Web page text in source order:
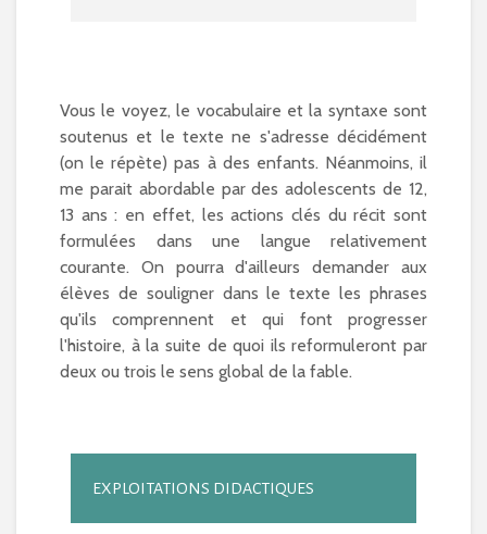
Vous le voyez, le vocabulaire et la syntaxe sont
soutenus et le texte ne s'adresse décidément
(on le répète) pas à des enfants. Néanmoins, il
me parait abordable par des adolescents de 12,
13 ans : en effet, les actions clés du récit sont
formulées dans une langue relativement
courante. On pourra d'ailleurs demander aux
élèves de souligner dans le texte les phrases
qu'ils comprennent et qui font progresser
l'histoire, à la suite de quoi ils reformuleront par
deux ou trois le sens global de la fable.
EXPLOITATIONS DIDACTIQUES